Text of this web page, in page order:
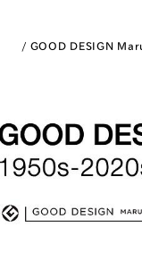
GOOD DESIGN